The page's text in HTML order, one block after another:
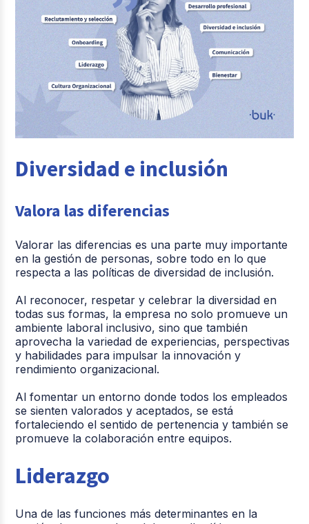
Diversidad e inclusión
Valora las diferencias
Valorar las diferencias es una parte muy importante
en la gestión de personas, sobre todo en lo que
respecta a las políticas de diversidad de inclusión.
Al reconocer, respetar y celebrar la diversidad en
todas sus formas, la empresa no solo promueve un
ambiente laboral inclusivo, sino que también
aprovecha la variedad de experiencias, perspectivas
y habilidades para impulsar la innovación y
rendimiento organizacional.
Al fomentar un entorno donde todos los empleados
se sienten valorados y aceptados, se está
fortaleciendo el sentido de pertenencia y también se
promueve la colaboración entre equipos.
Liderazgo
Una de las funciones más determinantes en la